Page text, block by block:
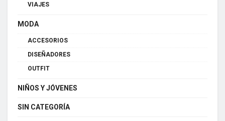
VIAJES
MODA
ACCESORIOS
DISEÑADORES
OUTFIT
NIÑOS Y JÓVENES
SIN CATEGORÍA